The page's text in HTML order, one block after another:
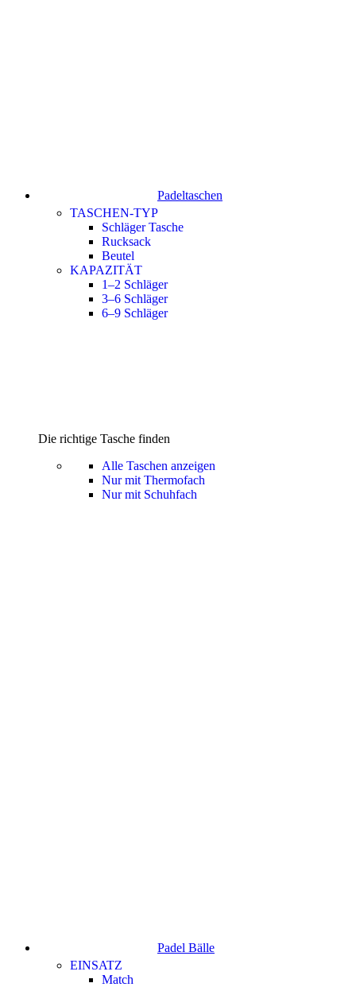
Padeltaschen
TASCHEN-TYP
Schläger Tasche
Rucksack
Beutel
KAPAZITÄT
1–2 Schläger
3–6 Schläger
6–9 Schläger
Die richtige Tasche finden
Alle Taschen anzeigen
Nur mit Thermofach
Nur mit Schuhfach
Padel Bälle
EINSATZ
Match